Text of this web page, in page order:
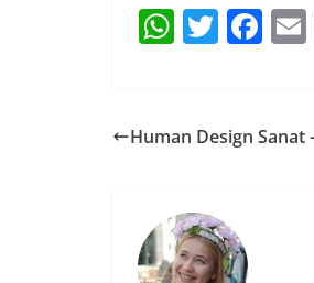
W
s
p
p
T
er
F
e l
Human Design Sanat